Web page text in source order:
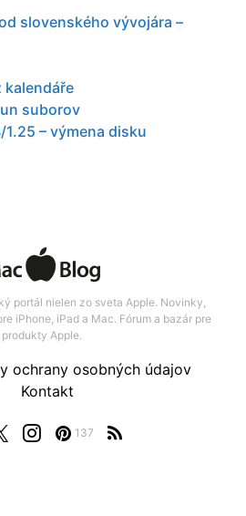
slovenského vývojára –
kalendáře
suborov
– výmena disku
portál nielen zo sveta Apple. Novinky,
iPhone, iPad a Mac. Fórum a bazár pre
produkty Apple.
137
ochrany osobných údajov
Kontakt